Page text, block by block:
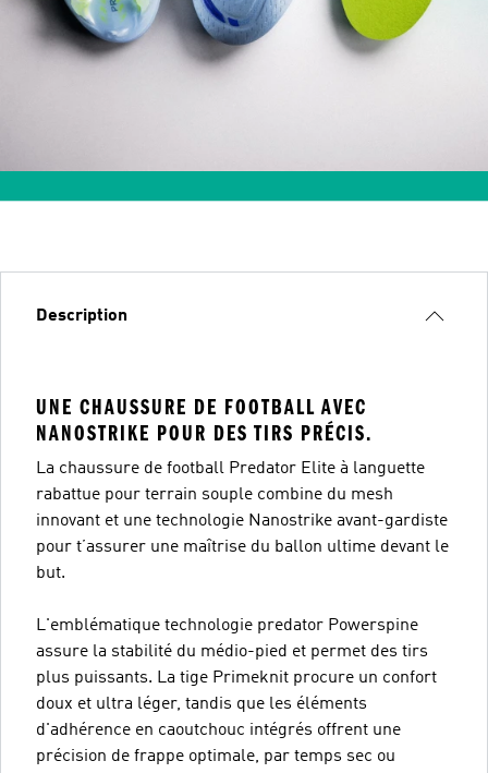
Description
UNE CHAUSSURE DE FOOTBALL AVEC
NANOSTRIKE POUR DES TIRS PRÉCIS.
La chaussure de football Predator Elite à languette
rabattue pour terrain souple combine du mesh
innovant et une technologie Nanostrike avant-gardiste
pour t’assurer une maîtrise du ballon ultime devant le
but.
L'emblématique technologie predator Powerspine
assure la stabilité du médio-pied et permet des tirs
plus puissants. La tige Primeknit procure un confort
doux et ultra léger, tandis que les éléments
d'adhérence en caoutchouc intégrés offrent une
précision de frappe optimale, par temps sec ou